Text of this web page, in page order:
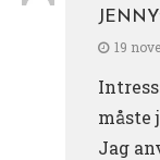
19
måste
Jag